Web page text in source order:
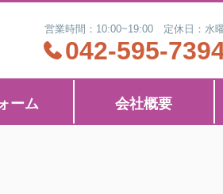
営業時間：10:00~19:00 定休日：水
042-595-
ーム 会社概要